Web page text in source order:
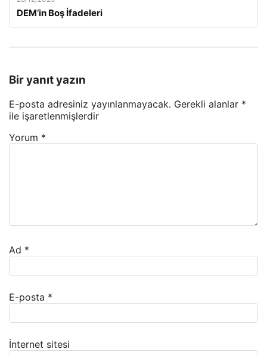
DEM’in Boş İfadeleri
Bir yanıt yazın
E-posta adresiniz yayınlanmayacak. Gerekli alanlar *
ile işaretlenmişlerdir
Yorum *
Ad *
E-posta *
İnternet sitesi